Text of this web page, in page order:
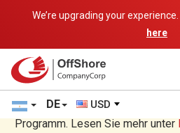
We’re upgrading your experience.
here
DE USD
Sie lesen eine Deutsche
Programm. Lesen Sie mehr unter